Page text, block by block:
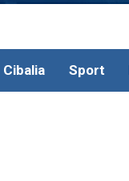
Cibalia Sport